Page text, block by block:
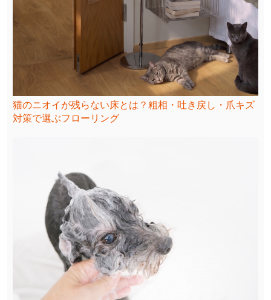
猫のニオイが残らない床とは？粗相・吐き戻し・爪キズ
対策で選ぶフローリング